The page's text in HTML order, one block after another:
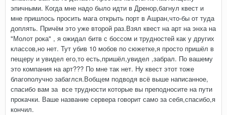
эпичными. Когда мне надо было идти в Дренор,багнул квест и
мне пришлось просить мага открыть порт в Ашран,что-бы от туда
доплять. Причём это уже второй раз.Взял квест на арт на энха на
"Молот рока" , я ожидал битв с боссом и трудностей как у других
классов,но нет. Тут убив 10 мобов по сюжетке,я просто пришёл в
пещеру и увидел его,то есть,пришёл,увидел ,забрал. По вашему
это компания на арт??? По мне так нет. Ну квест этот тоже
благополучно забаглся.Вобщем подводя всё выше написанное,
спасибо вам за все трудности которые вы преподносите на пути
прокачки. Ваше название сервера говорит само за себя,спасибо,я
кончил.